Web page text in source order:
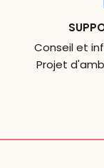
Conseil et
Projet